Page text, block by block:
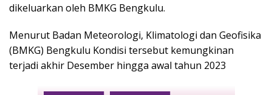
dikeluarkan oleh BMKG Bengkulu.
Menurut Badan Meteorologi, Klimatologi dan Geofisika
(BMKG) Bengkulu Kondisi tersebut kemungkinan
terjadi akhir Desember hingga awal tahun 2023